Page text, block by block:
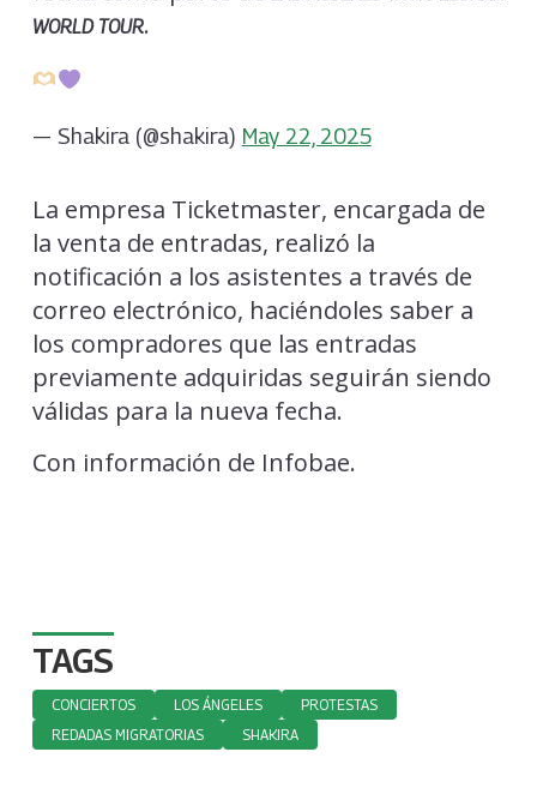
WORLD TOUR.
— Shakira (@shakira) May 22, 2025
La empresa Ticketmaster, encargada de
la venta de entradas, realizó la
notificación a los asistentes a través de
correo electrónico, haciéndoles saber a
los compradores que las entradas
previamente adquiridas seguirán siendo
válidas para la nueva fecha.
Con información de Infobae.
TAGS
CONCIERTOS LOS ÁNGELES
PROTESTAS
REDADAS MIGRATORIAS
SHAKIRA